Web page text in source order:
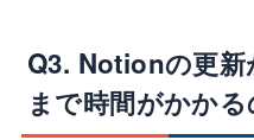
Q3. Notionの更
まで時間がかか